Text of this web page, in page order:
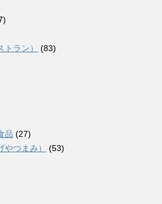
ラン）
(83)
品 (27)
つまみ）
(53)